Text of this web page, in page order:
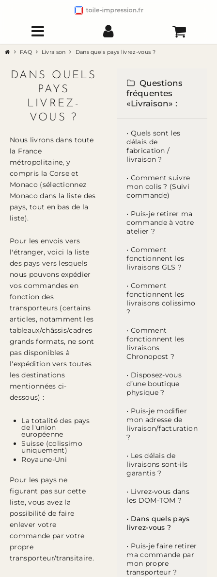
FAQ Livraison Dans quels pays livrez-vous ?
DANS QUELS
PAYS
LIVREZ-
VOUS ?
Nous livrons dans toute
la France
métropolitaine, y
compris la Corse et
Monaco (sélectionnez
Monaco dans la liste des
pays, tout en bas de la
liste).
Pour les envois vers
l'étranger, voici la liste
des pays vers lesquels
nous pouvons expédier
vos commandes en
fonction des
transporteurs (certains
articles, notamment les
tableaux/châssis/cadres
grands formats, ne sont
pas disponibles à
l'expédition vers toutes
les destinations
mentionnées ci-
dessous) :
La totalité des pays
de l'union
européenne
Suisse (colissimo
uniquement)
Royaune-Uni
Pour les pays ne
figurant pas sur cette
liste, vous avez la
possibilité de faire
enlever votre
commande par votre
propre
transporteur/transitaire.
Questions
fréquentes
«Livraison» :
• Quels sont les
délais de
fabrication /
livraison ?
• Comment suivre
mon colis ? (Suivi
commande)
• Puis-je retirer ma
commande à votre
atelier ?
• Comment
fonctionnent les
livraisons GLS ?
• Comment
fonctionnent les
livraisons colissimo
?
• Comment
fonctionnent les
livraisons
Chronopost ?
• Disposez-vous
d’une boutique
physique ?
• Puis-je modifier
mon adresse de
livraison/facturation
?
• Les délais de
livraisons sont-ils
garantis ?
• Livrez-vous dans
les DOM-TOM ?
• Dans quels pays
livrez-vous ?
• Puis-je faire retirer
ma commande par
mon propre
transporteur ?